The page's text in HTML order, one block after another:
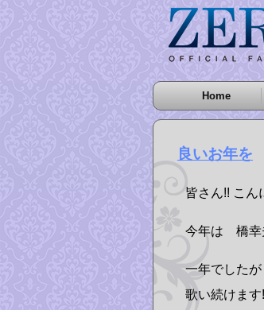
Home
良いお年を
皆さん!! こん
今年は 橋幸
一年でした
歌い続けます